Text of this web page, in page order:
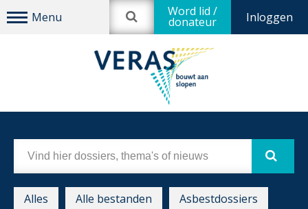
Inloggen
Word lid /
donateur
Alles Alle bestanden
Asbestdossiers